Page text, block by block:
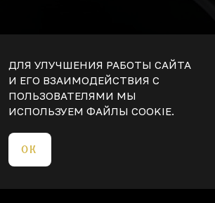
НЕ ЯВЛЯЕТСЯ
ДЛЯ УЛУЧШЕНИЯ РАБОТЫ САЙТА
И ЕГО ВЗАИМОДЕЙСТВИЯ С
ПОЛЬЗОВАТЕЛЯМИ МЫ
ИСПОЛЬЗУЕМ ФАЙЛЫ COOKIE.
ОК